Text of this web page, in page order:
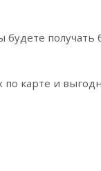
будете получать
карте и